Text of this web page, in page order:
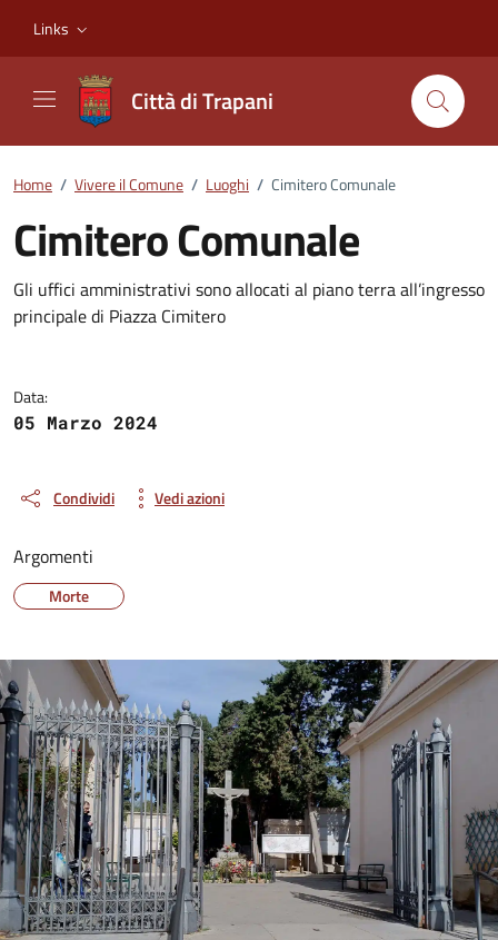
Links
Città di Trapani
Home / Vivere il Comune / Luoghi / Cimitero Comunale
Cimitero Comunale
Dettagli del luogo
Gli uffici amministrativi sono allocati al piano terra all’ingresso
principale di Piazza Cimitero
Data:
05 Marzo 2024
Condividi Vedi azioni
Argomenti
Morte